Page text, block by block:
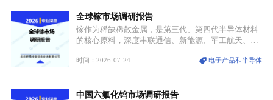
重要载体。同时，行业标准落地、生产技术升级、原
创设计能力提升，进一步夯实产业发展根基，吸引传
统服饰品牌、文旅企业等跨界入局，市场活力持续释
全球镓市场调研报告
镓作为稀缺稀散金属，是第三代、第四代半导体材料
的核心原料，深度串联通信、新能源、军工航天、光
与大国科技博弈的关键战略资源。镓并非传统大宗金
领域渗透”的战略体系，成为全球科技产业运转的刚
时间：2026-07-24 电子产品和半导体
中国六氟化钨市场调研报告